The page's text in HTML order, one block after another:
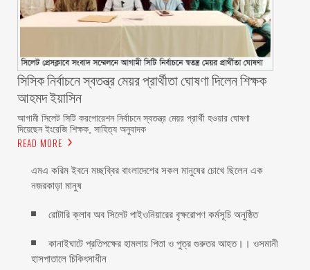
সিসিক নির্বাচনে স্বতন্ত্র মেয়র প্রার্থীতা ঘোষণা দিলেন শিক্ষক
আহমদ ইয়াসিন
আগামী সিলেট সিটি করপোরেশন নির্বাচনে স্বতন্ত্র মেয়র প্রার্থী হওয়ার ঘোষণা
দিয়েছেন ইংরেজি শিক্ষক, সাহিত্য অনুবাদক
READ MORE
এমএ করিম ইবনে মচ্ছব্বির বাংলাদেশের সকল মানুষের চোখে ছিলেন এক
নজরকাড়া মানুষ ‎
রোটারি ক্লাব অব সিলেট পাইওনিয়ারের বৃক্ষরোপণ কর্মসূচি অনুষ্ঠিত
কানাইঘাটে প্রতিপক্ষের হামলায় পিতা ও পুত্র গুরুতর আহত।। ওসমানী
হাসপাতালে চিকিৎসাধীন